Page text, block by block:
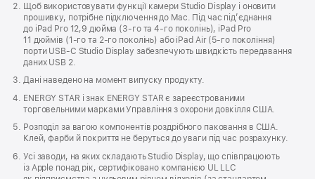
Щоб використовувати функції камери Studio Display і оновити
прошивку, потрібне підключення до Mac. Під час підʼєднання
до iPad Pro 12,9 дюйма (3‑го та 4‑го поколінь), iPad Pro
11 дюймів (1‑го та 2‑го поколінь) або iPad Air (5‑го покоління)
порти USB-C Studio Display забезпечують швидкість передавання
даних USB 2.
Дані наведено на момент випуску продукту.
ENERGY STAR і знак ENERGY STAR є зареєстрованими
торговельними марками Управління з охорони довкілля США.
Розподіл за вагою компонентів роздрібного паковання в США.
Клей, фарби й покриття не беруться до уваги під час розрахунку.
Усі заводи, на яких складають Studio Display, що співпрацюють
із Apple понад рік, сертифіковано компанією UL LLC